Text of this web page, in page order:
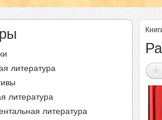
литература
литература
литература